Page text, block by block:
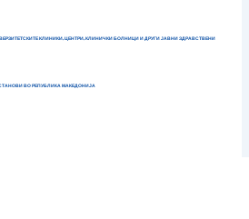
КЛИНИКИ, ЦЕНТРИ, КЛИНИЧКИ БОЛНИЦИ И ДРУГИ ЈАВНИ ЗДРАВСТВЕНИ
ВО РЕПУБЛИКА МАКЕДОНИЈА